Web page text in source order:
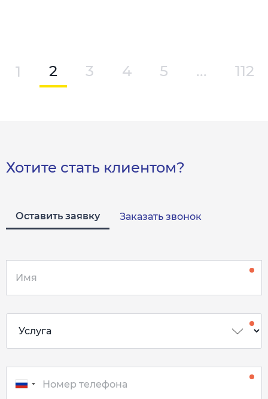
1 2 3 4 5 ... 112
Хотите стать клиентом?
Оставить заявку Заказать звонок